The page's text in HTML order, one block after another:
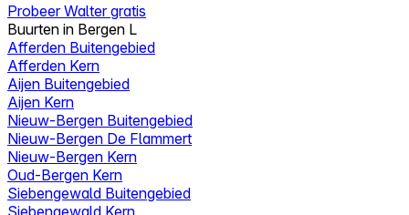
Probeer Walter gratis
Buurten in Bergen L
Afferden Buitengebied
Afferden Kern
Aijen Buitengebied
Aijen Kern
Nieuw-Bergen Buitengebied
Nieuw-Bergen De Flammert
Nieuw-Bergen Kern
Oud-Bergen Kern
Siebengewald Buitengebied
Siebengewald Kern